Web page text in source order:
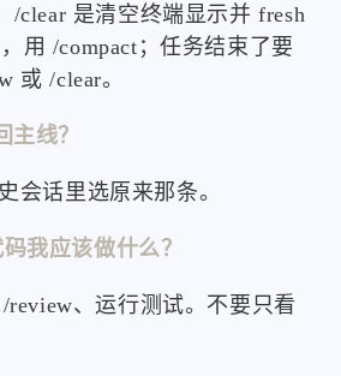
/clear 是清空终端显示并 fresh
用 /compact；任务结束了要
或 /clear。
线？
会话里选原来那条。
我应该做什么？
、运行测试。不要只看